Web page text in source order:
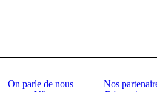
On parle de nous Nos